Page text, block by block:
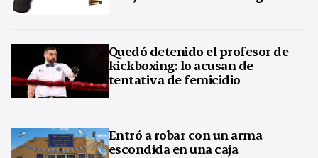
Quedó detenido el profesor de
kickboxing: lo acusan de
tentativa de femicidio
Entró a robar con un arma
escondida en una caja